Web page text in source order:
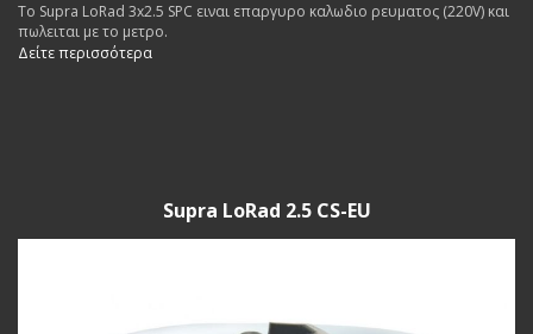
Το Supra LoRad 3x2.5 SPC ειναι επαργυρο καλωδιο ρευματος (220V) και
πωλειται με το μετρο.
Δείτε περισσότερα
Supra LoRad 2.5 CS-EU